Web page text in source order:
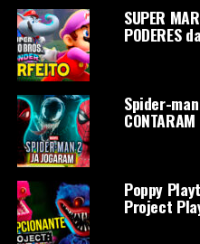
SUPER
PODERES
Spider-
CONTARAM
Poppy
Project